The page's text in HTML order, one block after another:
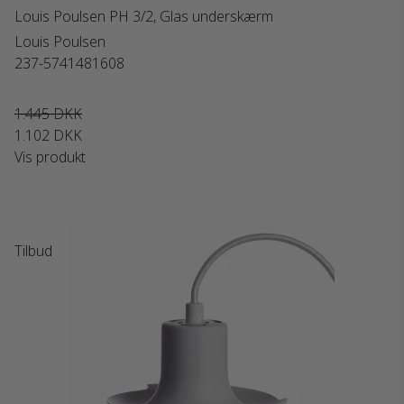
Louis Poulsen PH 3/2, Glas underskærm
Louis Poulsen
237-5741481608
1.445 DKK
1.102 DKK
Vis produkt
Tilbud